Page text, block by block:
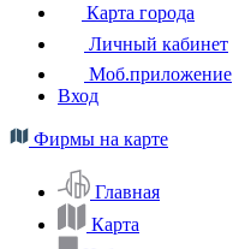
Карта города
Личный кабинет
Моб.приложение
Вход
Фирмы на карте
Главная
Карта